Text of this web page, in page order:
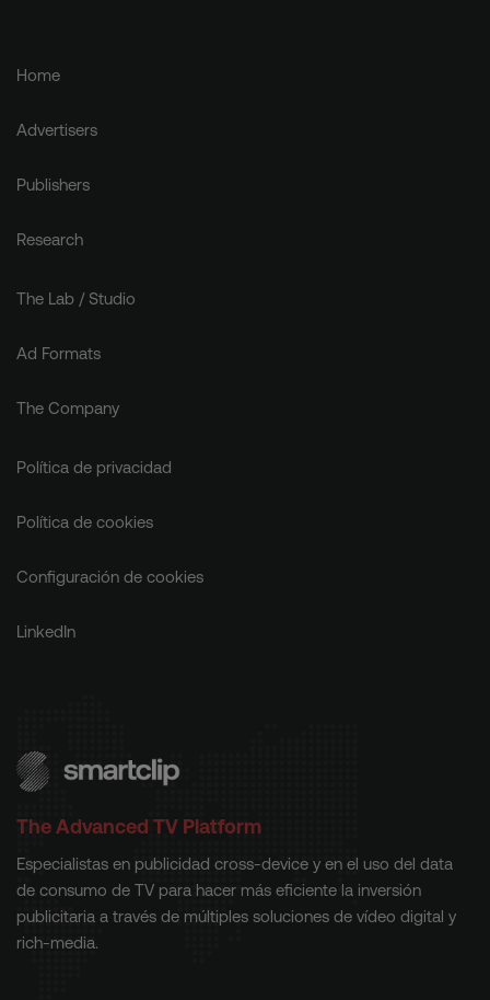
Home
Advertisers
Publishers
Research
The Lab / Studio
Ad Formats
The Company
Política de privacidad
Política de cookies
Configuración de cookies
LinkedIn
The Advanced TV Platform
Especialistas en publicidad cross-device y en el uso del data
de consumo de TV para hacer más eficiente la inversión
publicitaria a través de múltiples soluciones de vídeo digital y
rich-media.